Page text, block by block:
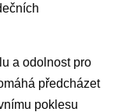
a odolnost pro
předcházet
poklesu